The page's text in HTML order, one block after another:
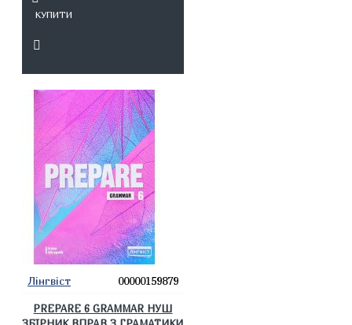
КУПИТИ
Лінгвіст 00000159879
PREPARE 6 GRAMMAR НУШ